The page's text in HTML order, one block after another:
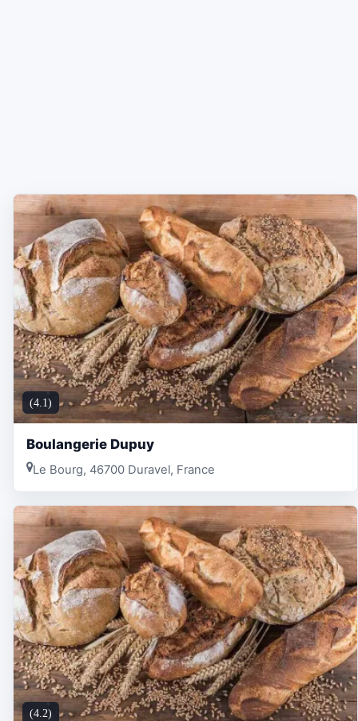
(4.1)
Boulangerie Dupuy
Le Bourg, 46700 Duravel, France
(4.2)